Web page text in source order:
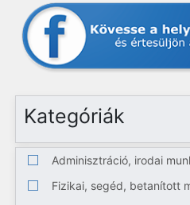
Kategóriák
Adminisztráció, irodai
Fizikai, segéd, betanított